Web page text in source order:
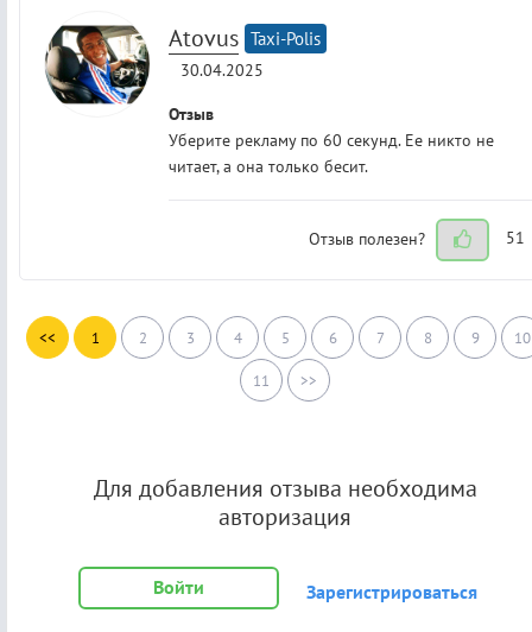
Atovus Taxi-Polis
30.04.2025
Отзыв
Уберите рекламу по 60 секунд. Ее никто не
читает, а она только бесит.
Отзыв полезен? 51
<< 1 2 3 4 5 6 7 8 9 10
11 >>
Для добавления отзыва необходима
авторизация
Войти Зарегистрироваться